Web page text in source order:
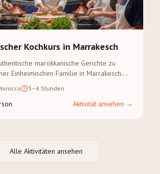
Kochkurs in Marrakesch
marokkanische Gerichte zu
Einheimischen Familie in Marrakesch.
inklusive.
3–4 Stunden
Aktivität ansehen →
Alle Aktivitäten ansehen